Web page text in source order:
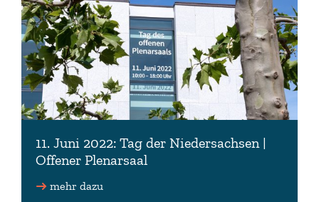
11. Juni 2022: Tag der Niedersachsen |
Offener Plenarsaal
mehr dazu